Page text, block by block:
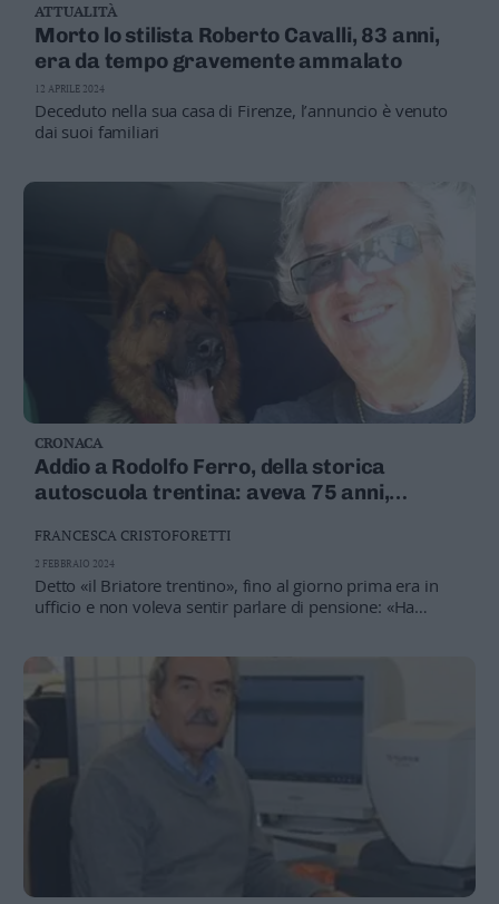
ATTUALITÀ
Morto lo stilista Roberto Cavalli, 83 anni,
era da tempo gravemente ammalato
Deceduto nella sua casa di Firenze, l’annuncio è venuto
dai suoi familiari
12 APRILE 2024
CRONACA
Addio a Rodolfo Ferro, della storica
autoscuola trentina: aveva 75 anni,
Detto «il Briatore trentino», fino al giorno prima era in
ufficio e non voleva sentir parlare di pensione: «Ha
FRANCESCA CRISTOFORETTI
2 FEBBRAIO 2024